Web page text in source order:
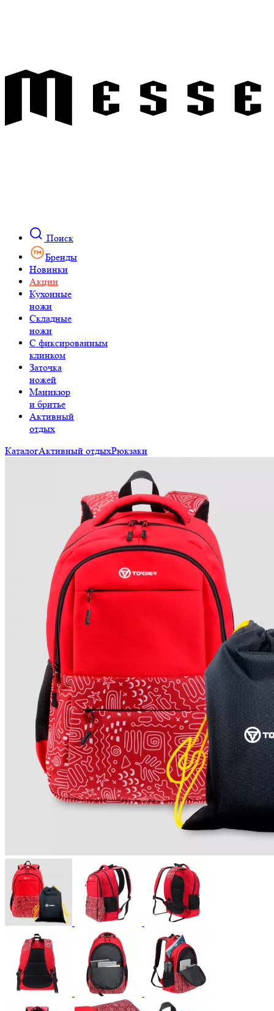
Поиск
Бренды
Новинки
Акции
Кухонные
ножи
Складные
ножи
C фиксированным
клинком
Заточка
ножей
Маникюр
и бритье
Активный
отдых
КаталогАктивный отдыхРюкзаки